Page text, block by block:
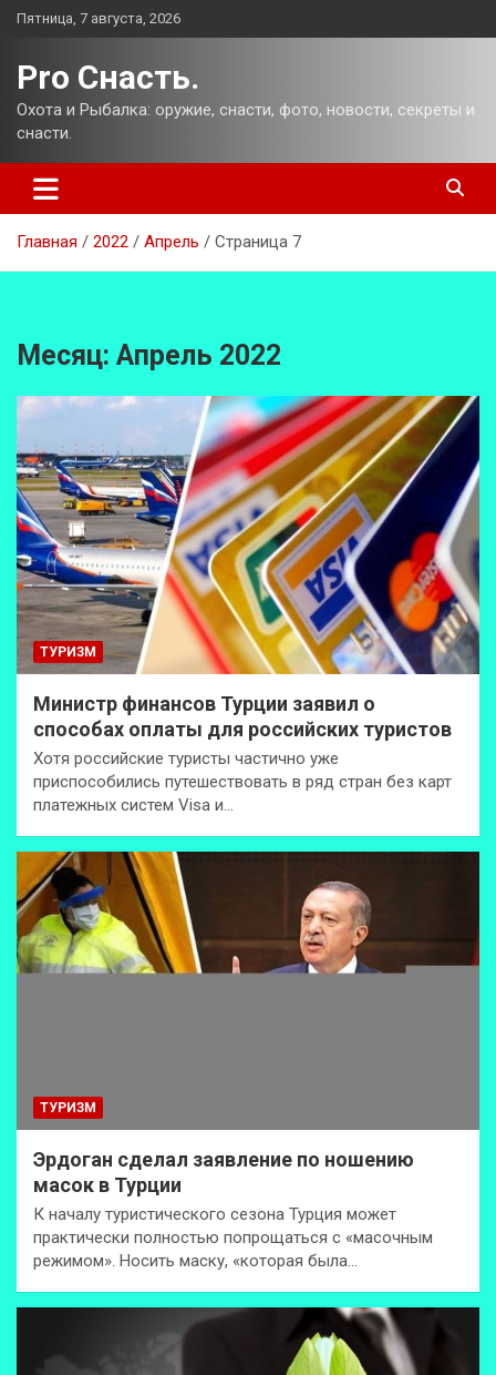
Перейти
Пятница, 7 августа, 2026
Pro Снасть.
Охота и Рыбалка: оружие, снасти, фото, новости, секреты и
снасти.
Главная 2022 Апрель Страница 7
Месяц: Апрель 2022
ТУРИЗМ
Министр финансов Турции заявил о
способах оплаты для российских туристов
Хотя российские туристы частично уже
приспособились путешествовать в ряд стран без карт
платежных систем Visa и…
ТУРИЗМ
Эрдоган сделал заявление по ношению
масок в Турции
К началу туристического сезона Турция может
практически полностью попрощаться с «масочным
режимом». Носить маску, «которая была…